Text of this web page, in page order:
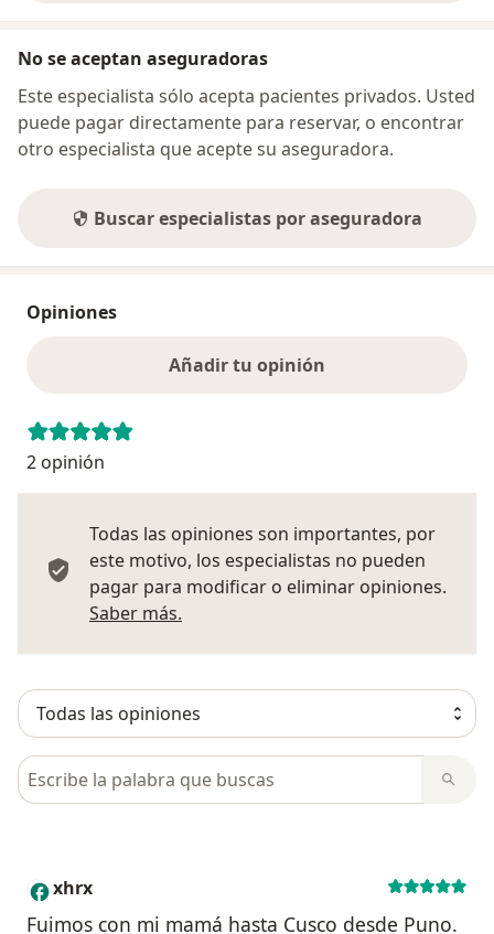
No se aceptan aseguradoras
Este especialista sólo acepta pacientes privados. Usted
puede pagar directamente para reservar, o encontrar
otro especialista que acepte su aseguradora.
Buscar especialistas por aseguradora
Opiniones
Añadir tu opinión
2 opinión
Todas las opiniones son importantes, por
este motivo, los especialistas no pueden
pagar para modificar o eliminar opiniones.
Saber más.
Busca en opiniones
X xhrx
Fuimos con mi mamá hasta Cusco desde Puno.